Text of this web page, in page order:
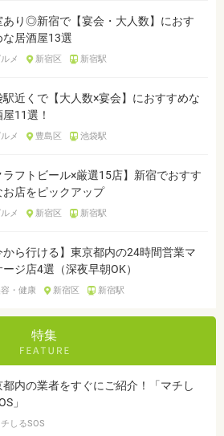
あり◎新宿で【宴会・大人数】におす
な居酒屋13選
メ 新宿区 新宿駅
駅近くで【大人数×宴会】におすすめな
屋11選！
メ 豊島区 池袋駅
ラフトビール×厳選15店】新宿でおすす
お店をピックアップ
メ 新宿区 新宿駅
から行ける】東京都内の24時間営業マ
ージ店4選（深夜早朝OK）
・健康 新宿区 新宿駅
特集
都内の業者をすぐにご紹介！「マチし
」
しるSOS